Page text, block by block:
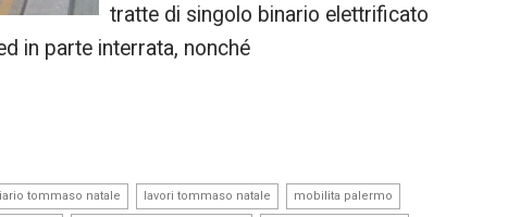
tratte di singolo binario elettrificato
in parte interrata, nonché
tommaso natale lavori tommaso natale mobilita palermo